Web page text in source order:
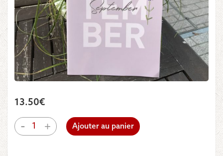
13.50€
-
quantité
de
+ Ajouter au panier